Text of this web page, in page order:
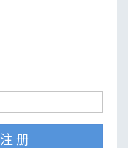
注 册